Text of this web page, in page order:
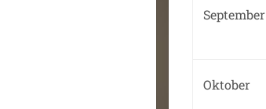
September
Oktober